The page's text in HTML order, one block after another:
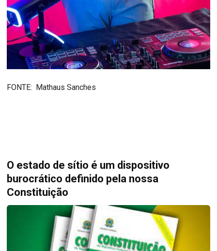
FONTE: Mathaus Sanches
O estado de sítio é um dispositivo
burocrático definido pela nossa
Constituição